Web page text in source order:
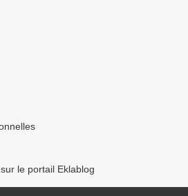
le portail Eklablog